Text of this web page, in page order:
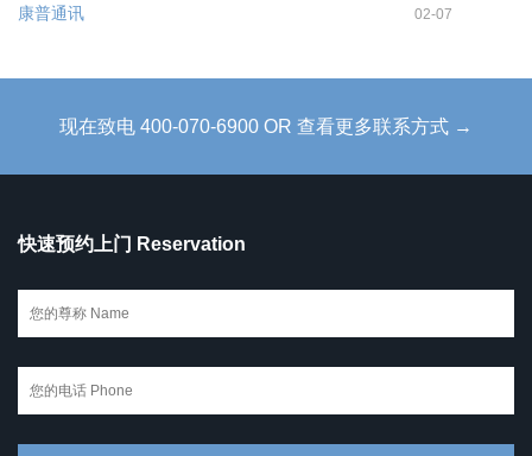
康普通讯 02-07
现在致电 400-070-6900 OR 查看更多联系方式 →
快速预约上门 Reservation